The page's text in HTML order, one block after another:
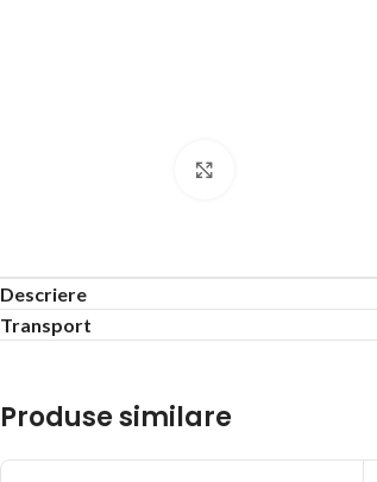
Descriere
Transport
Produse similare